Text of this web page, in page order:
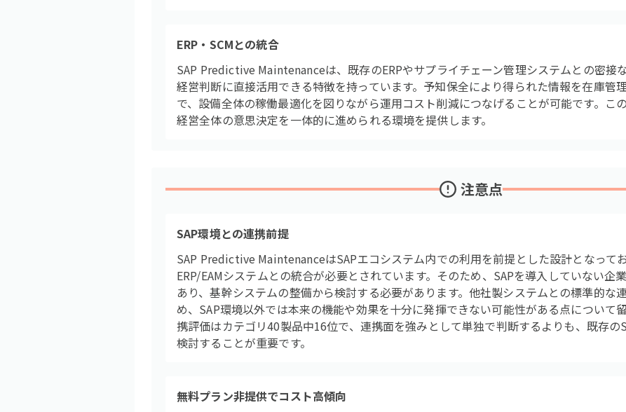
ERP・SCMとの統合
SAP Predictive Maintenanceは、既存のERPやサプライチェーン管理システムとの密接
経営判断に直接活用できる特徴を持っています。予知保全により得られた情報を在庫管
で、設備全体の稼働最適化を図りながら運用コスト削減につなげることが可能です。こ
経営全体の意思決定を一体的に進められる環境を提供します。
注意点
SAP環境との連携前提
SAP Predictive MaintenanceはSAPエコシステム内での利用を前提とした設計となって
ERP/EAMシステムとの統合が必要とされています。そのため、SAPを導入していない企
あり、基幹システムの整備から検討する必要があります。他社製システムとの標準的な
め、SAP環境以外では本来の機能や効果を十分に発揮できない可能性がある点について
携評価はカテゴリ40製品中16位で、連携面を強みとして単独で判断するよりも、既存の
検討することが重要です。
無料プラン非提供でコスト高傾向